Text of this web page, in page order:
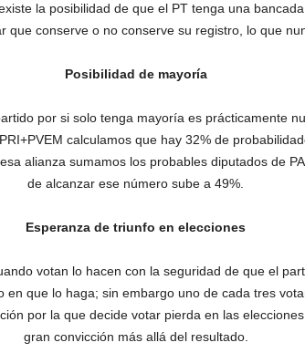
la posibilidad de que el PT tenga una
que conserve o no conserve su registro, lo que
Posibilidad de mayoría
por si solo tenga mayoría es prácticamente
calculamos que hay 32% de
alianza sumamos los probables diputados de
de alcanzar ese número sube a 49%.
Esperanza de triunfo en elecciones
votan lo hacen con la seguridad de que el
en que lo haga; sin embargo uno de cada tres
por la que decide votar pierda en las
gran convicción más allá del resultado.